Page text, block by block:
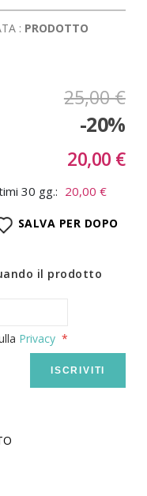
: PRODOTTO
25,00 €
-20%
20,00 €
30 gg.: 20,00 €
SALVA PER DOPO
il prodotto
Privacy
ISCRIVITI